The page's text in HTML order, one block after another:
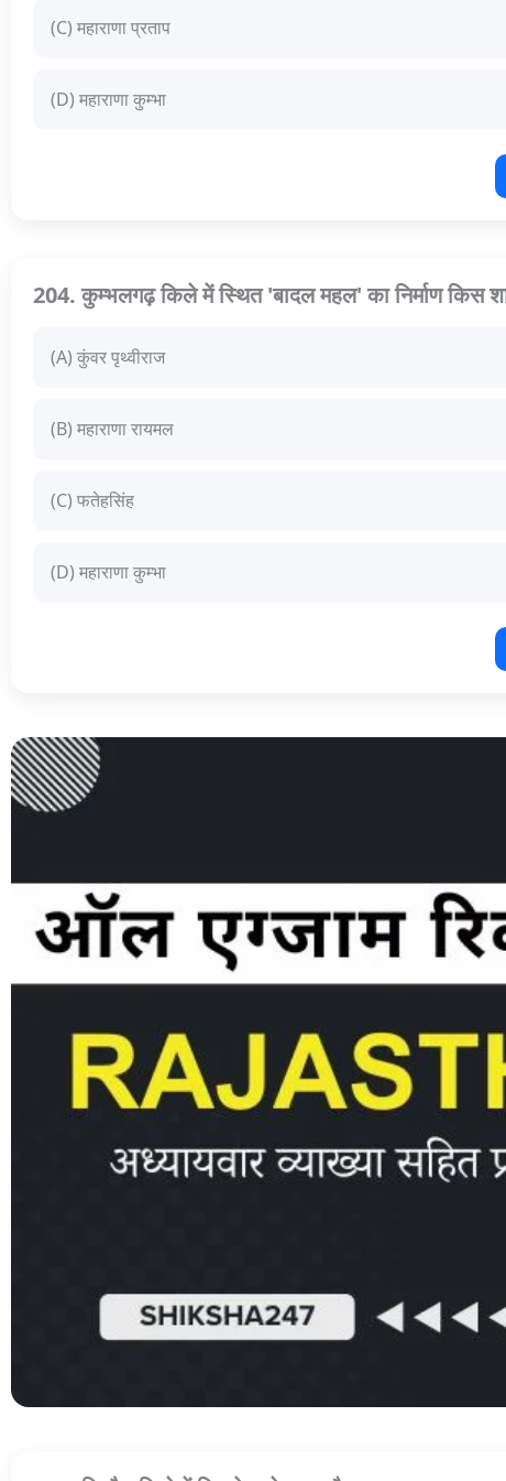
(C) महाराणा प्रताप
(D) महाराणा कुम्भा
204. कुम्भलगढ़ किले में स्थित 'बादल महल' का निर्माण किस
(A) कुंवर पृथ्वीराज
(B) महाराणा रायमल
(C) फतेहसिंह
(D) महाराणा कुम्भा